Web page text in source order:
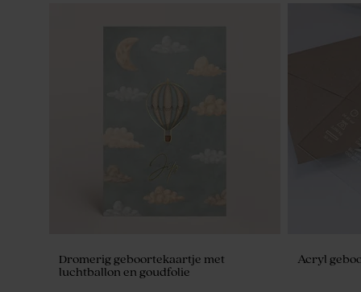
Dromerig geboortekaartje met
luchtballon en goudfolie
Acryl